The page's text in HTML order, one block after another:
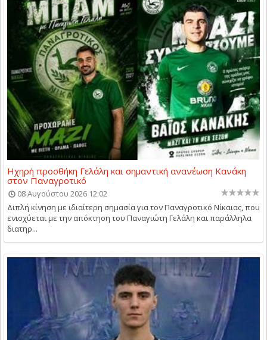
Ηχηρή προσθήκη Γελάλη και σημαντική ανανέωση Κανάκη
στον Παναγροτικό
08 Αυγούστου 2026 12:02
Διπλή κίνηση με ιδιαίτερη σημασία για τον Παναγροτικό Νίκαιας, που
ενισχύεται με την απόκτηση του Παναγιώτη Γελάλη και παράλληλα
διατηρ...